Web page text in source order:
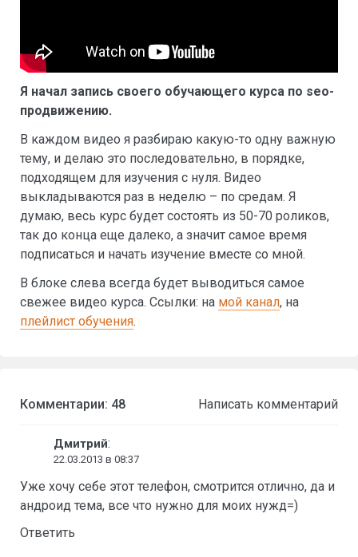
Я начал запись своего обучающего курса по seo-
продвижению.
В каждом видео я разбираю какую-то одну важную
тему, и делаю это последовательно, в порядке,
подходящем для изучения с нуля. Видео
выкладываются раз в неделю – по средам. Я
думаю, весь курс будет состоять из 50-70 роликов,
так до конца еще далеко, а значит самое время
подписаться и начать изучение вместе со мной.
В блоке слева всегда будет выводиться самое
свежее видео курса. Ссылки: на мой канал, на
плейлист обучения.
Комментарии: 48 Написать комментарий
Дмитрий:
22.03.2013 в 08:37
Уже хочу себе этот телефон, смотрится отлично, да и
андроид тема, все что нужно для моих нужд=)
Ответить